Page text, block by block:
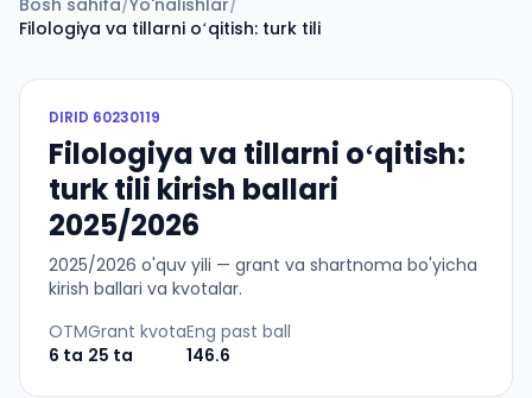
Bosh sahifa/Yo'nalishlar/
Filologiya va tillarni oʻqitish: turk tili
DIRID 60230119
Filologiya va tillarni oʻqitish:
turk tili kirish ballari
2025/2026
2025/2026 o'quv yili — grant va shartnoma bo'yicha
kirish ballari va kvotalar.
OTM
6 ta
Grant kvota
25 ta
Eng past ball
146.6